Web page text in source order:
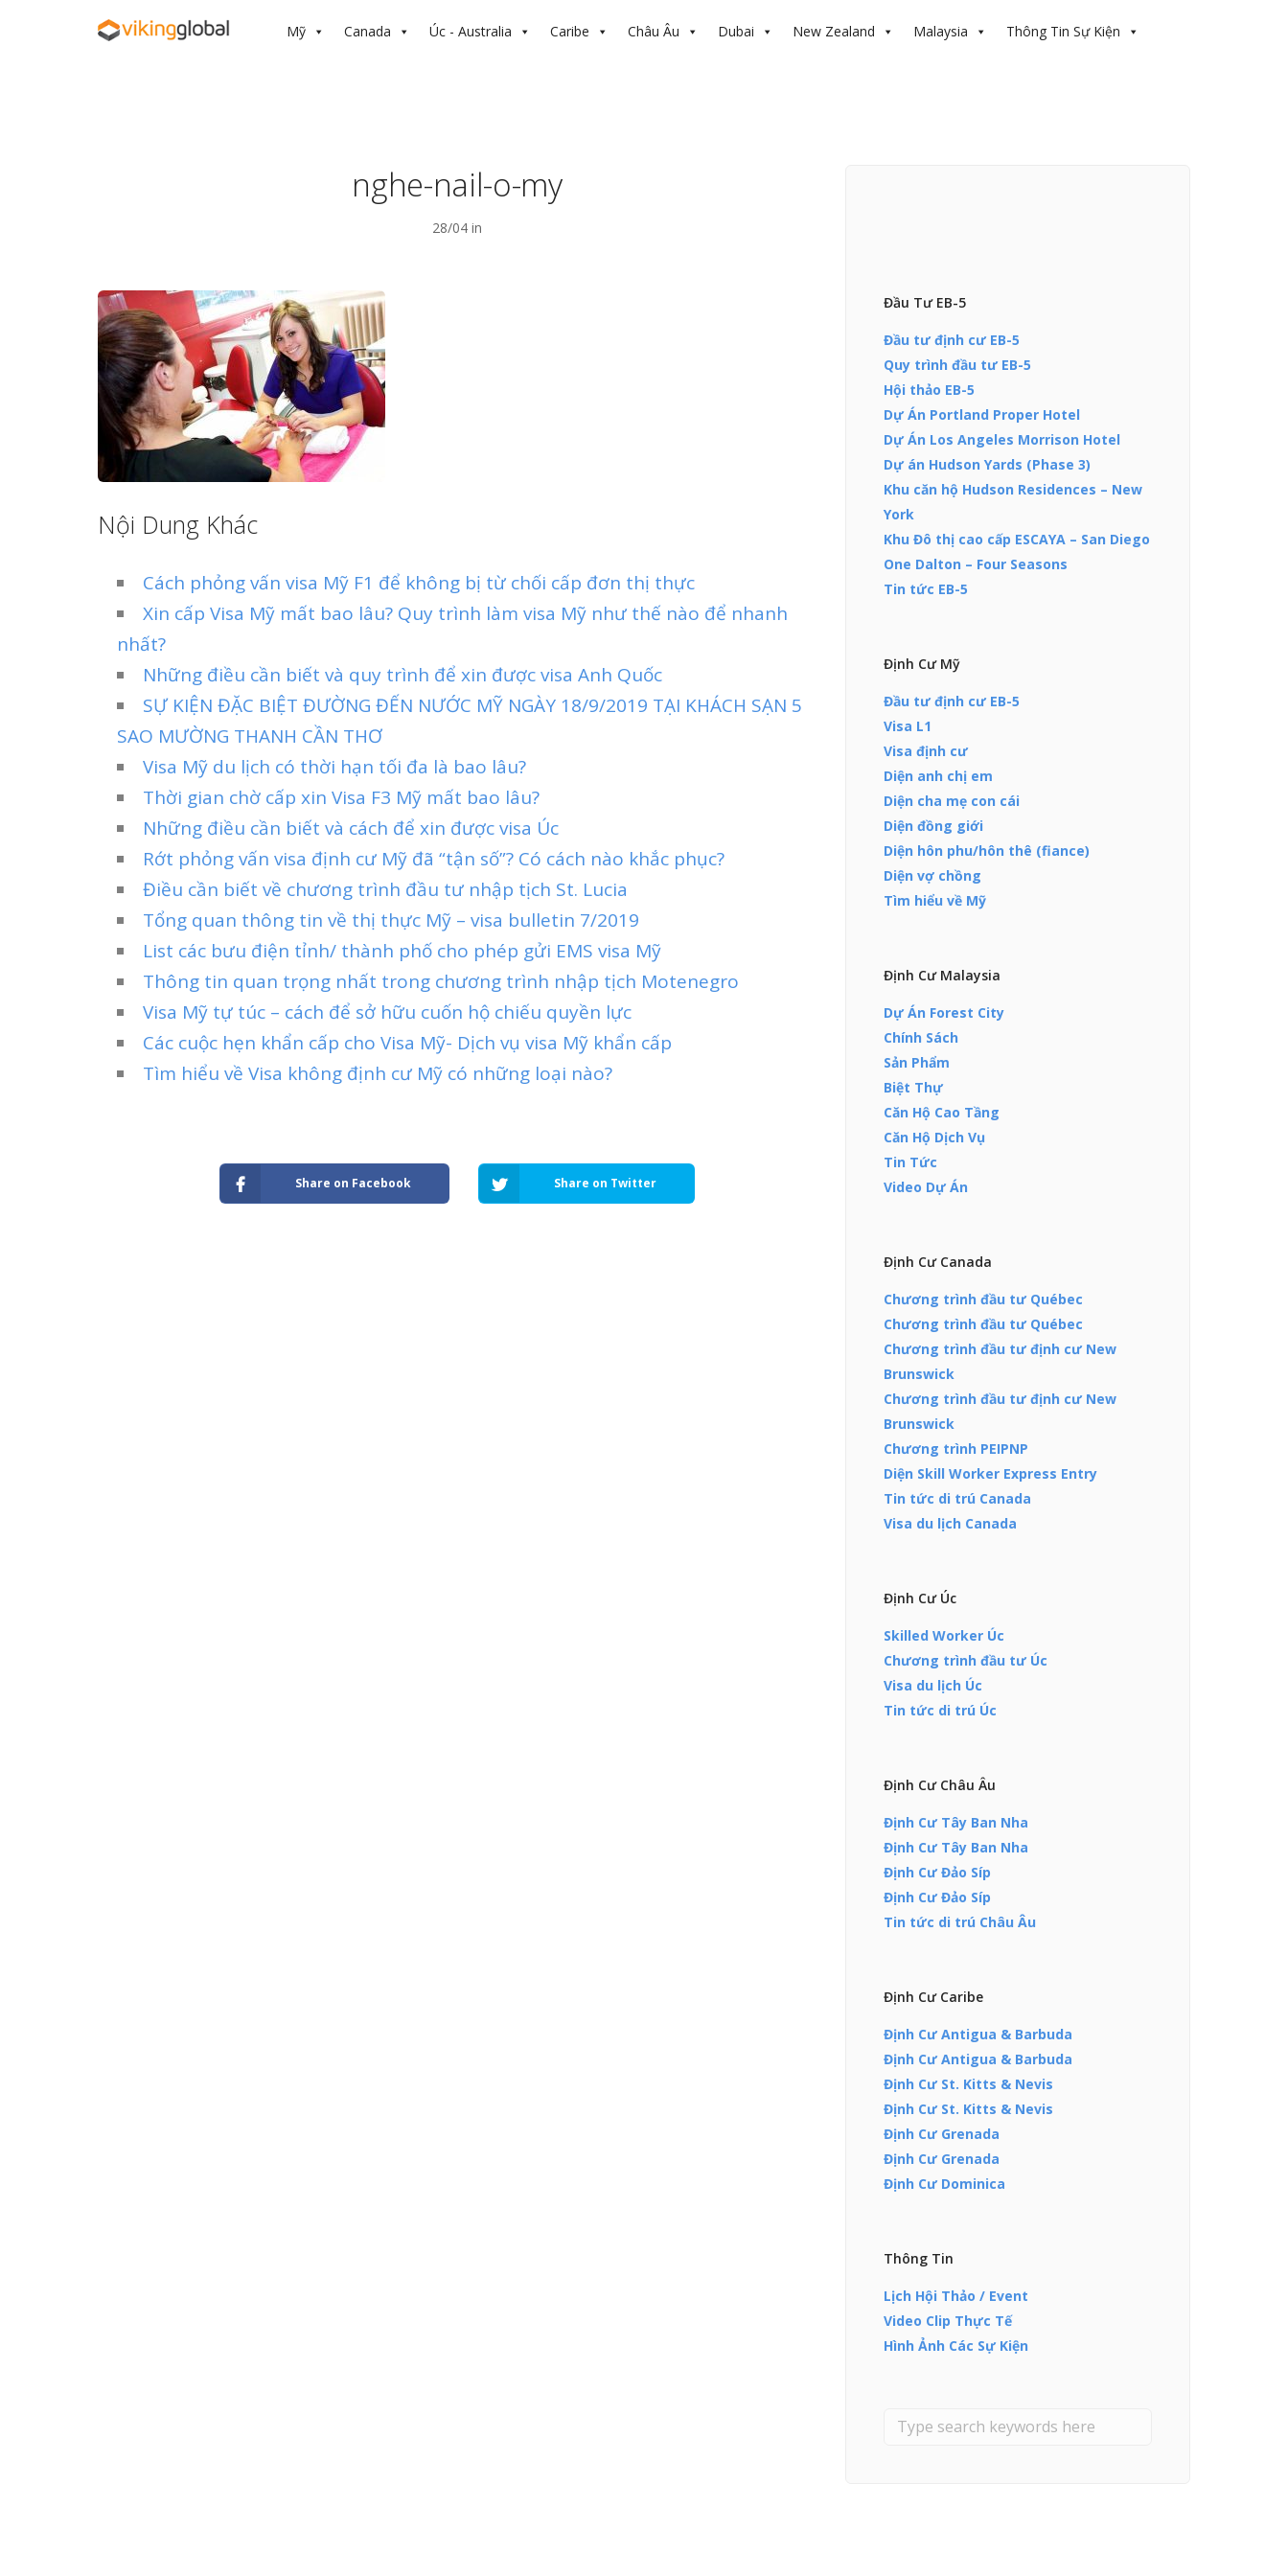
Mỹ Canada Úc - Australia Caribe Châu Âu Dubai New Zealand Malaysia Thông Tin Sự Kiện
nghe-nail-o-my
28/04 in
Nội Dung Khác
Cách phỏng vấn visa Mỹ F1 để không bị từ chối cấp đơn thị thực
Xin cấp Visa Mỹ mất bao lâu? Quy trình làm visa Mỹ như thế nào để nhanh
nhất?
Những điều cần biết và quy trình để xin được visa Anh Quốc
SỰ KIỆN ĐẶC BIỆT ĐƯỜNG ĐẾN NƯỚC MỸ NGÀY 18/9/2019 TẠI KHÁCH SẠN 5
SAO MƯỜNG THANH CẦN THƠ
Visa Mỹ du lịch có thời hạn tối đa là bao lâu?
Thời gian chờ cấp xin Visa F3 Mỹ mất bao lâu?
Những điều cần biết và cách để xin được visa Úc
Rớt phỏng vấn visa định cư Mỹ đã “tận số”? Có cách nào khắc phục?
Điều cần biết về chương trình đầu tư nhập tịch St. Lucia
Tổng quan thông tin về thị thực Mỹ – visa bulletin 7/2019
List các bưu điện tỉnh/ thành phố cho phép gửi EMS visa Mỹ
Thông tin quan trọng nhất trong chương trình nhập tịch Motenegro
Visa Mỹ tự túc – cách để sở hữu cuốn hộ chiếu quyền lực
Các cuộc hẹn khẩn cấp cho Visa Mỹ- Dịch vụ visa Mỹ khẩn cấp
Tìm hiểu về Visa không định cư Mỹ có những loại nào?
Share on Facebook Share on Twitter
Đầu Tư EB-5
Đầu tư định cư EB-5
Quy trình đầu tư EB-5
Hội thảo EB-5
Dự Án Portland Proper Hotel
Dự Án Los Angeles Morrison Hotel
Dự án Hudson Yards (Phase 3)
Khu căn hộ Hudson Residences – New
York
Khu Đô thị cao cấp ESCAYA – San Diego
One Dalton – Four Seasons
Tin tức EB-5
Định Cư Mỹ
Đầu tư định cư EB-5
Visa L1
Visa định cư
Diện anh chị em
Diện cha mẹ con cái
Diện đồng giới
Diện hôn phu/hôn thê (fiance)
Diện vợ chồng
Tìm hiểu về Mỹ
Định Cư Malaysia
Dự Án Forest City
Chính Sách
Sản Phẩm
Biệt Thự
Căn Hộ Cao Tầng
Căn Hộ Dịch Vụ
Tin Tức
Video Dự Án
Định Cư Canada
Chương trình đầu tư Québec
Chương trình đầu tư Québec
Chương trình đầu tư định cư New
Brunswick
Chương trình đầu tư định cư New
Brunswick
Chương trình PEIPNP
Diện Skill Worker Express Entry
Tin tức di trú Canada
Visa du lịch Canada
Định Cư Úc
Skilled Worker Úc
Chương trình đầu tư Úc
Visa du lịch Úc
Tin tức di trú Úc
Định Cư Châu Âu
Định Cư Tây Ban Nha
Định Cư Tây Ban Nha
Định Cư Đảo Síp
Định Cư Đảo Síp
Tin tức di trú Châu Âu
Định Cư Caribe
Định Cư Antigua & Barbuda
Định Cư Antigua & Barbuda
Định Cư St. Kitts & Nevis
Định Cư St. Kitts & Nevis
Định Cư Grenada
Định Cư Grenada
Định Cư Dominica
Thông Tin
Lịch Hội Thảo / Event
Video Clip Thực Tế
Hình Ảnh Các Sự Kiện